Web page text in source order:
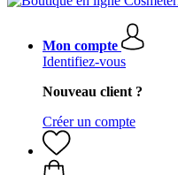
Mon compte
Identifiez-vous
Nouveau client ?
Créer un compte